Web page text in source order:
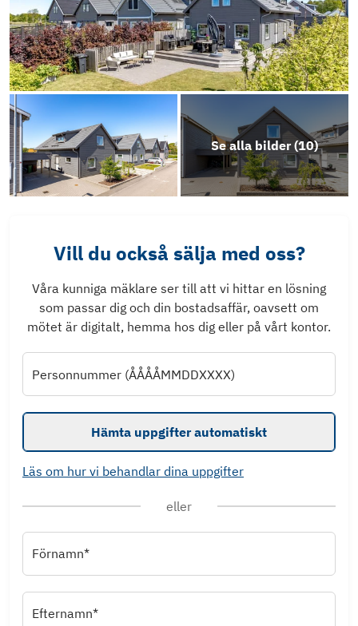
Se alla bilder (10)
Vill du också sälja med oss?
Våra kunniga mäklare ser till att vi hittar en lösning
som passar dig och din bostadsaffär, oavsett om
mötet är digitalt, hemma hos dig eller på vårt kontor.
Personnummer (ÅÅÅÅMMDDXXXX)
Hämta uppgifter automatiskt
Läs om hur vi behandlar dina uppgifter
eller
Förnamn*
Efternamn*